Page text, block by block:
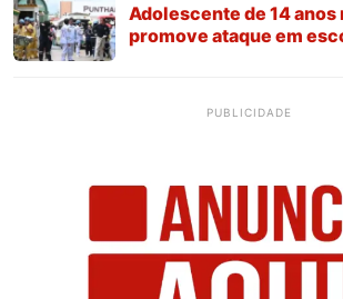
Adolescente de 14 anos
promove ataque em
PUBLICIDADE